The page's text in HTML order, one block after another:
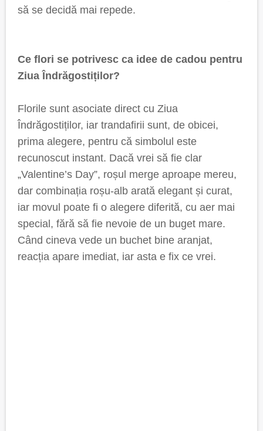
să se decidă mai repede.
Ce flori se potrivesc ca idee de cadou pentru
Ziua Îndrăgostiților?
Florile sunt asociate direct cu Ziua
Îndrăgostiților, iar trandafirii sunt, de obicei,
prima alegere, pentru că simbolul este
recunoscut instant. Dacă vrei să fie clar
„Valentine’s Day”, roșul merge aproape mereu,
dar combinația roșu-alb arată elegant și curat,
iar movul poate fi o alegere diferită, cu aer mai
special, fără să fie nevoie de un buget mare.
Când cineva vede un buchet bine aranjat,
reacția apare imediat, iar asta e fix ce vrei.